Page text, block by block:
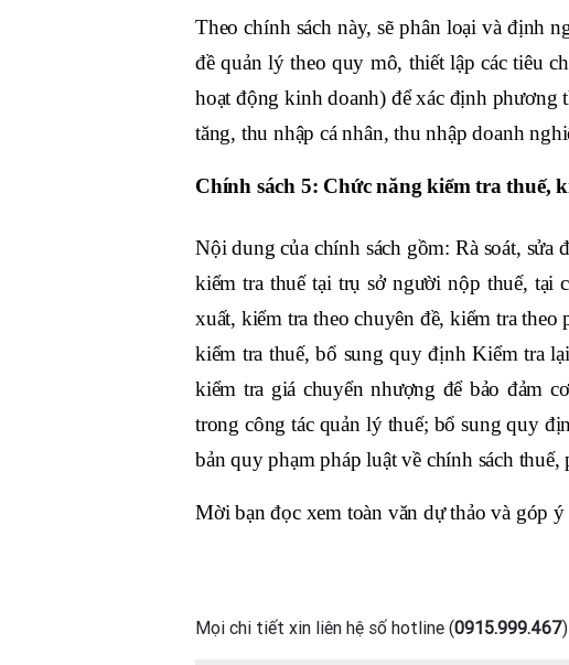
Theo chính sách này, sẽ phân loại và định
đề quản lý theo quy mô, thiết lập các tiêu
hoạt động kinh doanh) để xác định
tăng, thu nhập cá nhân, thu nhập doanh
Chính sách 5: Chức năng kiểm tra thuế,
Nội dung của chính sách gồm: Rà soát,
kiểm tra thuế tại trụ sở người nộp thuế, tại
xuất, kiểm tra theo chuyên đề, kiểm tra
kiểm tra thuế, bổ sung quy định Kiểm tra
kiểm tra giá chuyển nhượng để bảo đảm
trong công tác quản lý thuế; bổ sung quy
bản quy phạm pháp luật về chính sách
Mời bạn đọc xem toàn văn dự thảo và góp ý
Mọi chi tiết xin liên hệ số hotline (0915.999.467